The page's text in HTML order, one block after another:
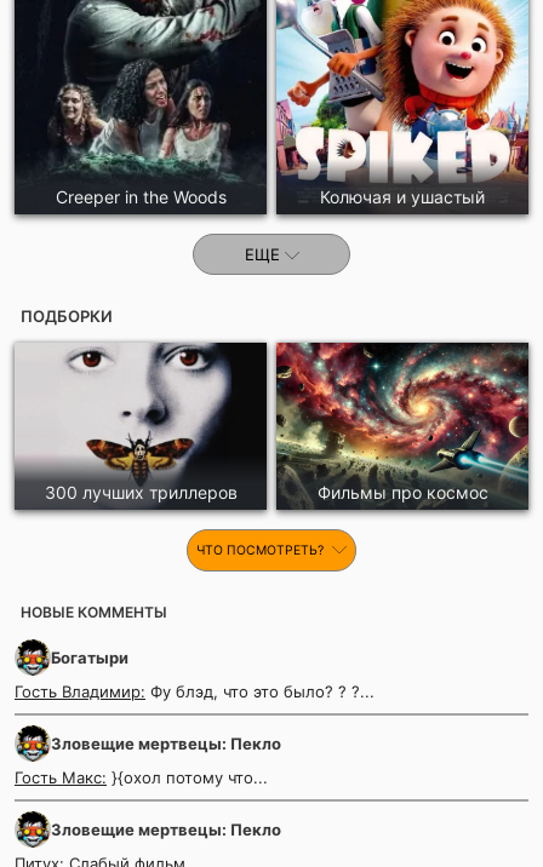
Creeper in the Woods Колючая и ушастый
ЕЩЕ
ПОДБОРКИ
300 лучших триллеров Фильмы про космос
ЧТО ПОСМОТРЕТЬ?
НОВЫЕ КОММЕНТЫ
Богатыри
Гость Владимир: Фу блэд, что это было? ? ?...
Зловещие мертвецы: Пекло
Гость Макс: }{охол потому что...
Зловещие мертвецы: Пекло